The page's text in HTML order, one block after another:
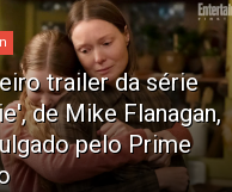
trailer da série
de Mike Flanagan,
pelo Prime